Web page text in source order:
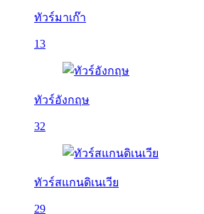
ทัวร์มาเก๊า
13
ทัวร์อังกฤษ
32
ทัวร์สแกนดิเนเวีย
29